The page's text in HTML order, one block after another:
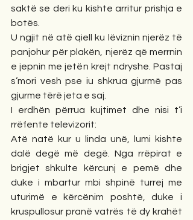
saktë se deri ku kishte arritur prishja e
botës.
U ngjit në atë qiell ku lëviznin njerëz të
panjohur për plakën, njerëz që merrnin
e jepnin me jetën krejt ndryshe. Pastaj
s’mori vesh pse iu shkrua gjurmë pas
gjurme tërë jeta e saj.
I erdhën përrua kujtimet dhe nisi t’i
rrëfente televizorit:
Atë natë kur u linda unë, lumi kishte
dalë degë më degë. Nga rrëpirat e
brigjet shkulte kërcunj e pemë dhe
duke i mbartur mbi shpinë turrej me
uturimë e kërcënim poshtë, duke i
kruspullosur pranë vatrës të dy krahët